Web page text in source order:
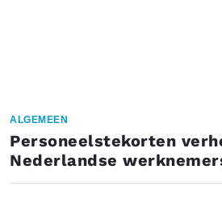
ALGEMEEN
Personeelstekorten
Nederlandse